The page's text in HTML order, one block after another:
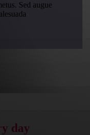
Sed augue
day